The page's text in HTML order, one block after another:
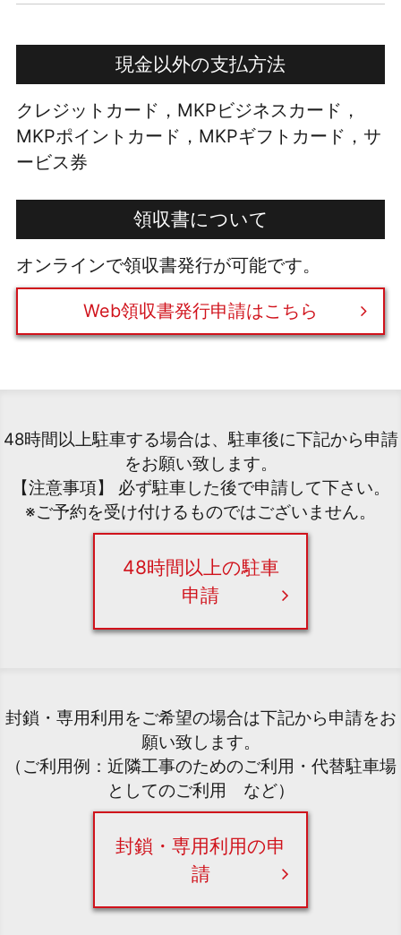
現金以外の支払方法
クレジットカード，MKPビジネスカード，
MKPポイントカード，MKPギフトカード，サ
ービス券
領収書について
オンラインで領収書発行が可能です。
Web領収書発行申請はこちら
48時間以上駐車する場合は、駐車後に下記から申請
をお願い致します。
【注意事項】 必ず駐車した後で申請して下さい。
※ご予約を受け付けるものではございません。
48時間以上の駐車
申請
封鎖・専用利用をご希望の場合は下記から申請をお
願い致します。
（ご利用例：近隣工事のためのご利用・代替駐車場
としてのご利用 など）
封鎖・専用利用の申
請